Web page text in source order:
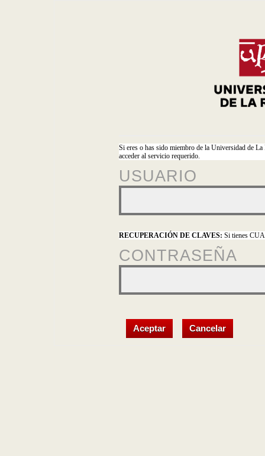
Si eres o has sido miembro de la Universidad de
acceder al servicio requerido.
USUARIO
RECUPERACIÓN DE CLAVES: Si tienes
CONTRASEÑA